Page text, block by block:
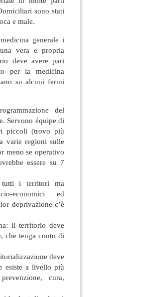
sono stati
e male.
generale i
vera e propria
deve avere pari
per la medicina
su alcuni fermi
del
Servono équipe di
piccoli (trovo più
varie regioni sulle
meno se operativo
essere su 7
tutti i territori ma
economici ed
deprivazione c’è
il territorio deve
che tenga conto di
deve
esiste a livello più
cura,